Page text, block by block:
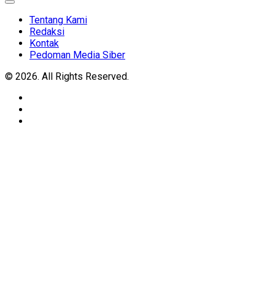
Expand
Tentang Kami
Redaksi
Kontak
Pedoman Media Siber
© 2026. All Rights Reserved.